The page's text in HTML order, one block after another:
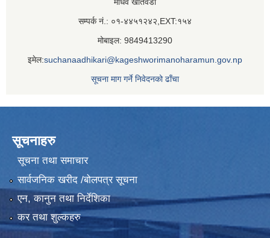
सम्पर्क नं.: ०१-४४५१२४२,EXT:१५४
मोबाइल: 9849413290
इमेल:suchanaadhikari@kageshworimanoharamun.gov.np
सूचना माग गर्ने निवेदनको ढाँचा
सूचनाहरु
सूचना तथा समाचार
सार्वजनिक खरीद /बोलपत्र सूचना
एन, कानुन तथा निर्देशिका
कर तथा शुल्कहरु